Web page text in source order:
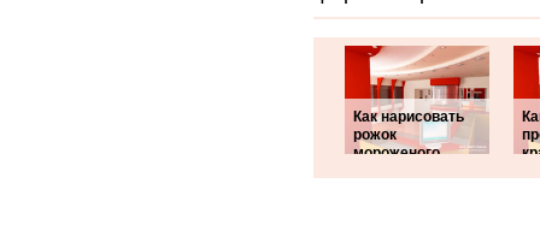
Как нарисовать
рожок
мороженого